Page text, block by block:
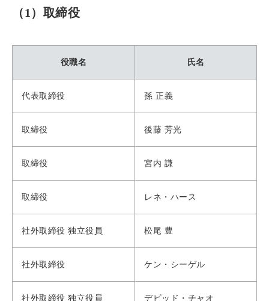
（1）取締役
役職名 氏名
代表取締役 孫 正義
取締役 後藤 芳光
取締役 宮内 謙
取締役 レネ・ハース
社外取締役 独立役員 松尾 豊
社外取締役 ケン・シーゲル
社外取締役 独立役員 デビッド・チャオ